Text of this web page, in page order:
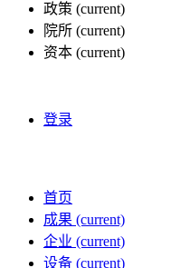
政策 (current)
院所 (current)
资本 (current)
登录
首页
成果 (current)
企业 (current)
设备 (current)